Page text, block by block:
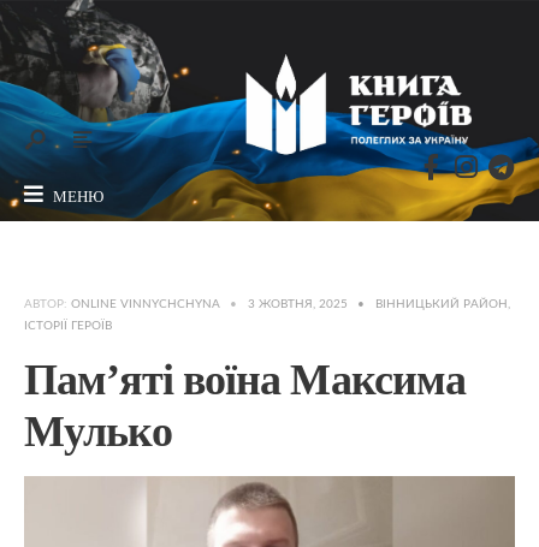
МЕНЮ
АВТОР: ONLINE VINNYCHCHYNA • 3 ЖОВТНЯ, 2025 • ВІННИЦЬКИЙ РАЙОН ,
ІСТОРІЇ ГЕРОЇВ
Пам’яті воїна Максима
Мулько